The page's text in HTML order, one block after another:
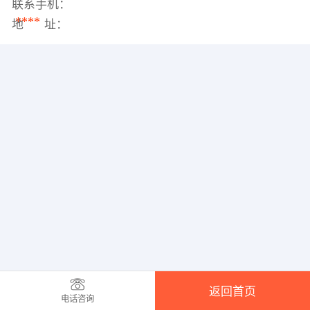
联系手机：
****
地 址：
电话咨询
返回首页